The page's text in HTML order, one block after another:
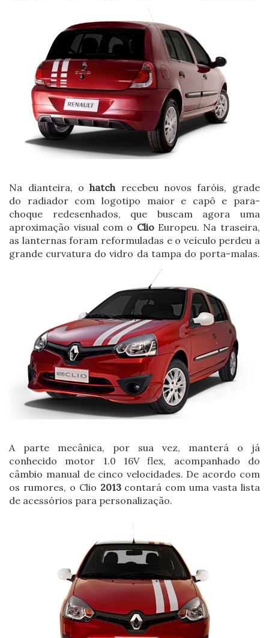
Na dianteira, ohatch recebeu novos faróis, grade
do radiador com logotipo maior e capô e para-
choque redesenhados, que buscam agora uma
aproximação visual com o ClioEuropeu. Na traseira,
as lanternas foram reformuladas e o veículo perdeu a
grande curvatura do vidro da tampa do porta-malas.
A parte mecânica, por sua vez, manterá o já
conhecido motor 1.0 16V flex, acompanhado do
câmbio manual de cinco velocidades. De acordo com
os rumores, o Clio 2013contará com uma vasta lista
de acessórios para personalização.